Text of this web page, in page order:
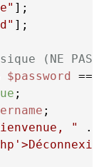
];
(NE
$password
" .